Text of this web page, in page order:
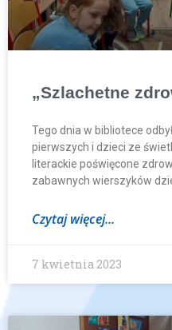
„Szlachetne
Tego dnia w bibliotece
pierwszych i dzieci ze
literackie poświęcone
zabawnych wierszyków
Czytaj więcej...
7 kwietnia 2023